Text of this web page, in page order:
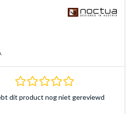
0.0 sterren
dit product nog niet gereviewd